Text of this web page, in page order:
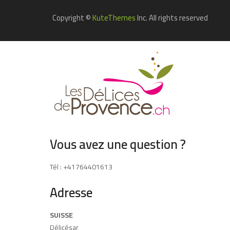
Copyright ©KuteThemesInc. All rights reserved
Vous avez une question ?
Tél : +41764401613
Adresse
SUISSE